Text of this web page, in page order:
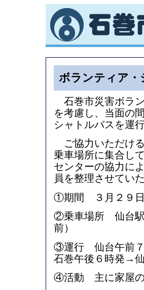
ボランティア・
石巻市災害ボラ
を考慮し、当面の
シャトルバスを運
ご協力いただけ
乗車場所に集合し
センターの協力に
員を整理させてい
①期間 ３月２９
②乗車場所 仙台駅
前）
③運行 仙台午前
石巻午後６時発→
④活動 主に家屋の